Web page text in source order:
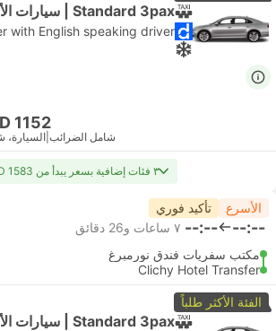
Standard 3pax | سيارات الأجرة
1152
شامل الضرائب السيارة،
٣ فئات إضافية بسعر يبدأ من USD 1583
الأسرع تأكيد فوري
--:--
--:-- ٧ ساعات و‫26 دقائق
مكتب سفريات فندق نورمبرغ
Clichy Hotel Transfer
الفئة الأكثر طلباً
Standard 3pax | سيارات الأجرة